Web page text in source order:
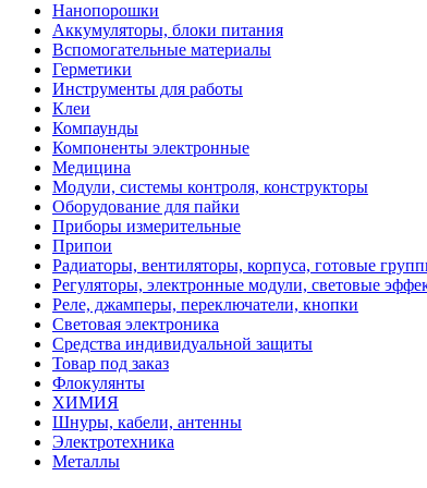
Нанопорошки
Аккумуляторы, блоки питания
Вспомогательные материалы
Герметики
Инструменты для работы
Клеи
Компаунды
Компоненты электронные
Медицина
Модули, системы контроля, конструкторы
Оборудование для пайки
Приборы измерительные
Припои
Радиаторы, вентиляторы, корпуса, готовые
Регуляторы, электронные модули, световые
Реле, джамперы, переключатели, кнопки
Световая электроника
Средства индивидуальной защиты
Товар под заказ
Флокулянты
ХИМИЯ
Шнуры, кабели, антенны
Электротехника
Металлы